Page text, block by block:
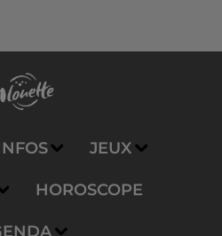
JEUX
HOROSCOPE